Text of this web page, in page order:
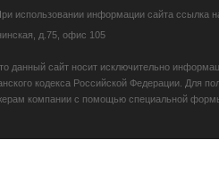
использовании информации сайта ссылка
д.75, офис 105
сайт носит исключительно
кодекса Российской Федерации. Для
компании с помощью специальной